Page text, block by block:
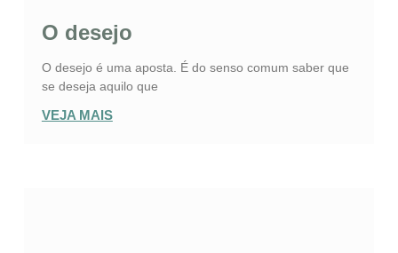
O desejo
O desejo é uma aposta. É do senso comum saber que
se deseja aquilo que
VEJA MAIS